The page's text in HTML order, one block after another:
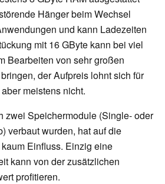
Hänger beim Wechsel
und kann Ladezeiten
mit 16 GByte kann bei viel
Bearbeiten von sehr großen
der Aufpreis lohnt sich für
meistens nicht.
zwei Speichermodule (Single- oder
verbaut wurden, hat auf die
Einfluss. Einzig eine
kann von der zusätzlichen
profitieren.